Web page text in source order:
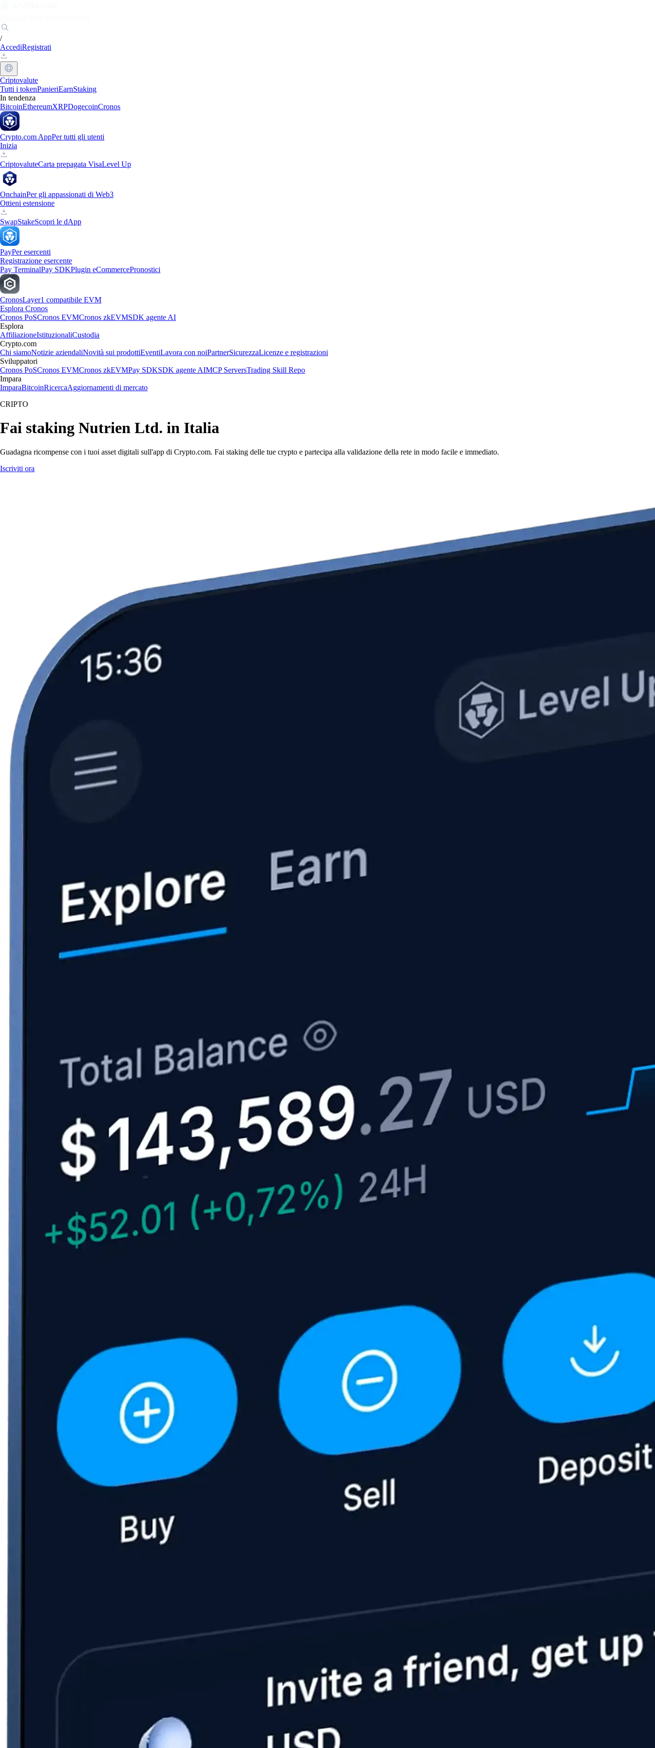
/
AccediRegistrati
Criptovalute
Tutti i tokenPanieriEarnStaking
In tendenza
BitcoinEthereumXRPDogecoinCronos
Crypto.com AppPer tutti gli utenti
Inizia
CriptovaluteCarta prepagata VisaLevel Up
OnchainPer gli appassionati di Web3
Ottieni estensione
SwapStakeScopri le dApp
PayPer esercenti
Registrazione esercente
Pay TerminalPay SDKPlugin eCommercePronostici
CronosLayer1 compatibile EVM
Esplora Cronos
Cronos PoSCronos EVMCronos zkEVMSDK agente AI
Esplora
AffiliazioneIstituzionaliCustodia
Crypto.com
Chi siamoNotizie aziendaliNovità sui prodottiEventiLavora con noiPartnerSicurezzaLicenze e registrazioni
Sviluppatori
Cronos PoSCronos EVMCronos zkEVMPay SDKSDK agente AIMCP ServersTrading Skill Repo
Impara
ImparaBitcoinRicercaAggiornamenti di mercato
CRIPTO
Fai staking Nutrien Ltd. in Italia
Guadagna ricompense con i tuoi asset digitali sull'app di Crypto.com. Fai staking delle tue crypto e partecipa alla validazione della rete in modo facile e immediato.
Iscriviti ora